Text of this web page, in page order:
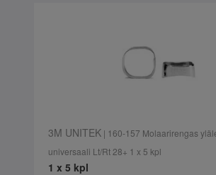
3M UNITEK| 160-157 Molaarirengas
universaali Lt/Rt 28+ 1 x 5 kpl
1 x 5 kpl